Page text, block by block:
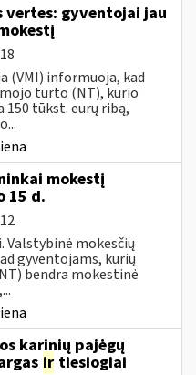
vertes: gyventojai jau
(VMI) informuoja, kad
turto (NT), kurio
tūkst. eurų ribą,
mokestį
15 d.
Valstybinė mokesčių
gyventojams, kurių
bendra mokestinė
karinių pajėgų
ir tiesiogiai